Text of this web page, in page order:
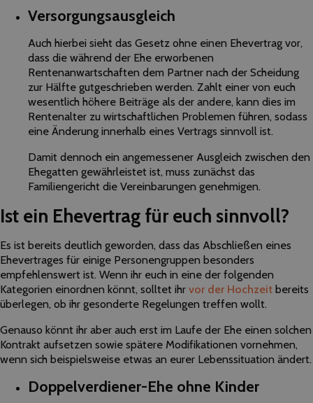
Versorgungsausgleich
Auch hierbei sieht das Gesetz ohne einen Ehevertrag vor,
dass die während der Ehe erworbenen
Rentenanwartschaften dem Partner nach der Scheidung
zur Hälfte gutgeschrieben werden. Zahlt einer von euch
wesentlich höhere Beiträge als der andere, kann dies im
Rentenalter zu wirtschaftlichen Problemen führen, sodass
eine Änderung innerhalb eines Vertrags sinnvoll ist.
Damit dennoch ein angemessener Ausgleich zwischen den
Ehegatten gewährleistet ist, muss zunächst das
Familiengericht die Vereinbarungen genehmigen.
Ist ein Ehevertrag für euch sinnvoll?
Es ist bereits deutlich geworden, dass das Abschließen eines
Ehevertrages für einige Personengruppen besonders
empfehlenswert ist. Wenn ihr euch in eine der folgenden
Kategorien einordnen könnt, solltet ihr vor der Hochzeit bereits
überlegen, ob ihr gesonderte Regelungen treffen wollt.
Genauso könnt ihr aber auch erst im Laufe der Ehe einen solchen
Kontrakt aufsetzen sowie spätere Modifikationen vornehmen,
wenn sich beispielsweise etwas an eurer Lebenssituation ändert.
Doppelverdiener-Ehe ohne Kinder